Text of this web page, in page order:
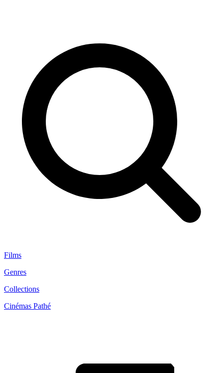
Films
Genres
Collections
Cinémas Pathé